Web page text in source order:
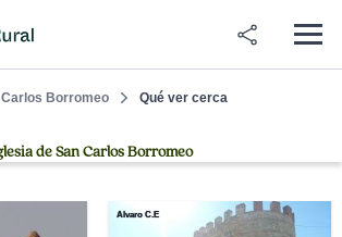
Carlos Borromeo Qué ver cerca
de San Carlos Borromeo
Álvaro C.E